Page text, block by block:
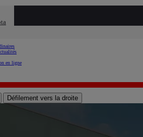
en ligne
Défilement vers la droite